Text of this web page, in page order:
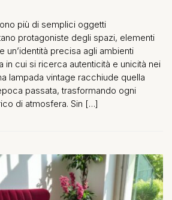
più di semplici oggetti
protagoniste degli spazi, elementi
un’identità precisa agli ambienti
in cui si ricerca autenticità e unicità nei
lampada vintage racchiude quella
passata, trasformando ogni
di atmosfera. Sin […]